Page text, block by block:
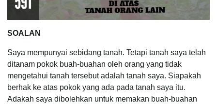
SOALAN
Saya mempunyai sebidang tanah. Tetapi tanah saya telah
ditanam pokok buah-buahan oleh orang yang tidak
mengetahui tanah tersebut adalah tanah saya. Siapakah
berhak ke atas pokok yang ada pada tanah saya itu.
Adakah saya dibolehkan untuk memakan buah-buahan